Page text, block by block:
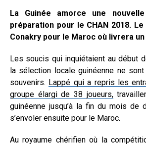
La Guinée amorce une
préparation pour le CHAN 2018.
Conakry pour le Maroc où livrera
Les soucis qui inquiétaient au début
la sélection locale guinéenne ne
souvenirs. Lappé qui a repris les
groupe élargi de 38 joueurs,
guinéenne jusqu’à la fin du mois de
s’envoler ensuite pour le Maroc.
Au royaume chérifien où la